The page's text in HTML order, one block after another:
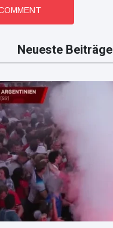
Neueste Beiträge